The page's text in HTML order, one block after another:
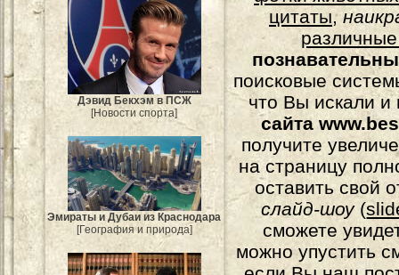
Дэвид Бекхэм в ПСЖ
[Новости спорта]
Эмираты и Дубаи из Краснодара
[География и природа]
цитаты,
поисковые
что Вы искали и
сайта
получите
на страницу
оставить свой
слайд-шоу(
сможете
можно упустить